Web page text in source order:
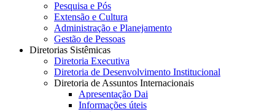
Pesquisa e Pós
Extensão e Cultura
Administração e Planejamento
Gestão de Pessoas
Diretorias Sistêmicas
Diretoria Executiva
Diretoria de Desenvolvimento Institucional
Diretoria de Assuntos Internacionais
Apresentação Dai
Informações úteis